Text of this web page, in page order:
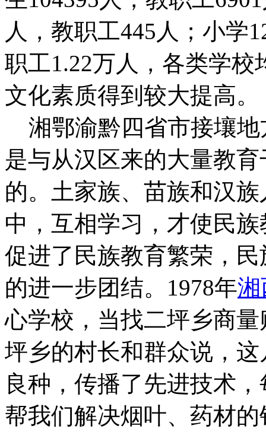
人，教职工445人；小学
职工1.22万人，各类学
文化素质得到较大提高。
湘鄂渝黔四省市接壤地
是与从汉区来的大量教
的。土家族、苗族和汉
中，互相学习，才使民
促进了民族教育繁荣，
的进一步团结。1978年湘
心学校，当找二坪乡商
坪乡的村长和群众说，
良种，传播了先进技术
帮我们解决烟叶、药材